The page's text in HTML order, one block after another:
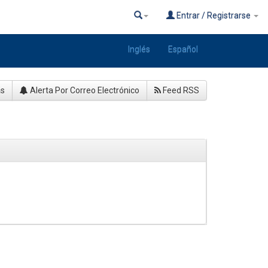
Entrar / Registrarse
Inglés Español
Alerta Por Correo Electrónico Feed RSS